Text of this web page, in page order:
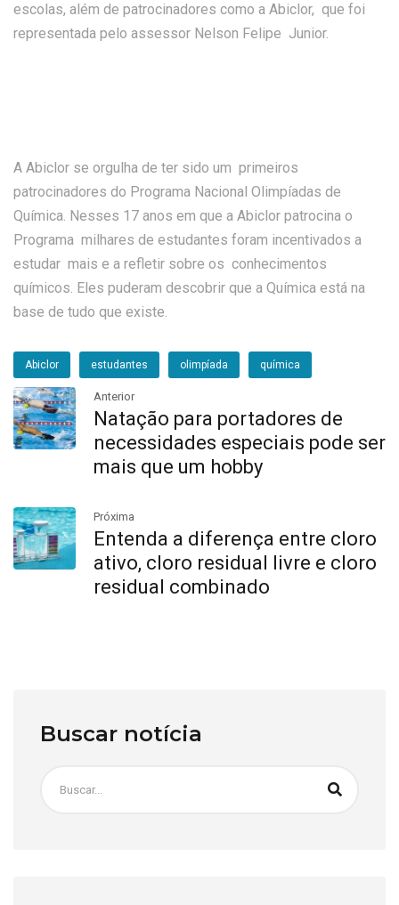
escolas, além de patrocinadores como a Abiclor, que foi
representada pelo assessor Nelson Felipe Junior.
A Abiclor se orgulha de ter sido um primeiros
patrocinadores do Programa Nacional Olimpíadas de
Química. Nesses 17 anos em que a Abiclor patrocina o
Programa milhares de estudantes foram incentivados a
estudar mais e a refletir sobre os conhecimentos
químicos. Eles puderam descobrir que a Química está na
base de tudo que existe.
Abiclor estudantes olimpíada química
Anterior
Natação para portadores de
necessidades especiais pode ser
mais que um hobby
Próxima
Entenda a diferença entre cloro
ativo, cloro residual livre e cloro
residual combinado
Buscar notícia